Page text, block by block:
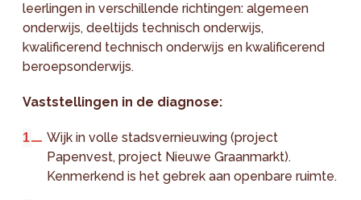
leerlingen in verschillende richtingen: algemeen
onderwijs, deeltijds technisch onderwijs,
kwalificerend technisch onderwijs en kwalificerend
beroepsonderwijs.
Vaststellingen in de diagnose:
Wijk in volle stadsvernieuwing (project
Papenvest, project Nieuwe Graanmarkt).
Kenmerkend is het gebrek aan openbare ruimte.